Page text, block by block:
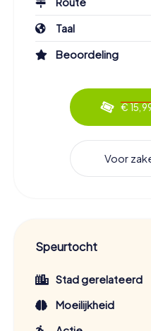
Taal
Beoordeling
€
Voor
Speurtocht
Stad gerelateerd
Moeilijkheid